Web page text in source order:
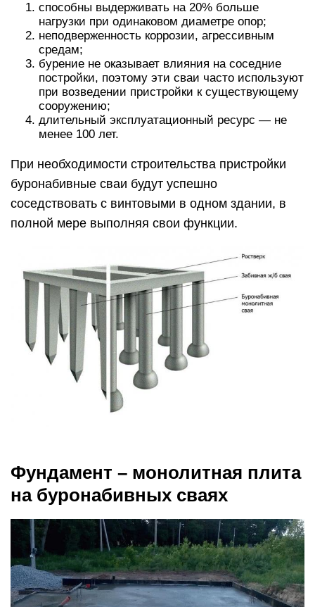
способны выдерживать на 20% больше
нагрузки при одинаковом диаметре опор;
неподверженность коррозии, агрессивным
средам;
бурение не оказывает влияния на соседние
постройки, поэтому эти сваи часто используют
при возведении пристройки к существующему
сооружению;
длительный эксплуатационный ресурс — не
менее 100 лет.
При необходимости строительства пристройки
буронабивные сваи будут успешно
соседствовать с винтовыми в одном здании, в
полной мере выполняя свои функции.
Фундамент – монолитная плита
на буронабивных сваях